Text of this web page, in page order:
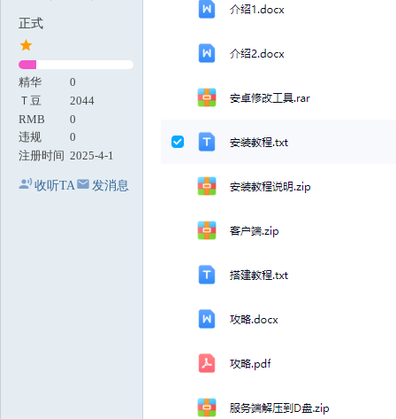
正式
精华
0
Ｔ豆
2044
RMB
0
违规
0
注册时间 2025-4-1
收听TA 发消息